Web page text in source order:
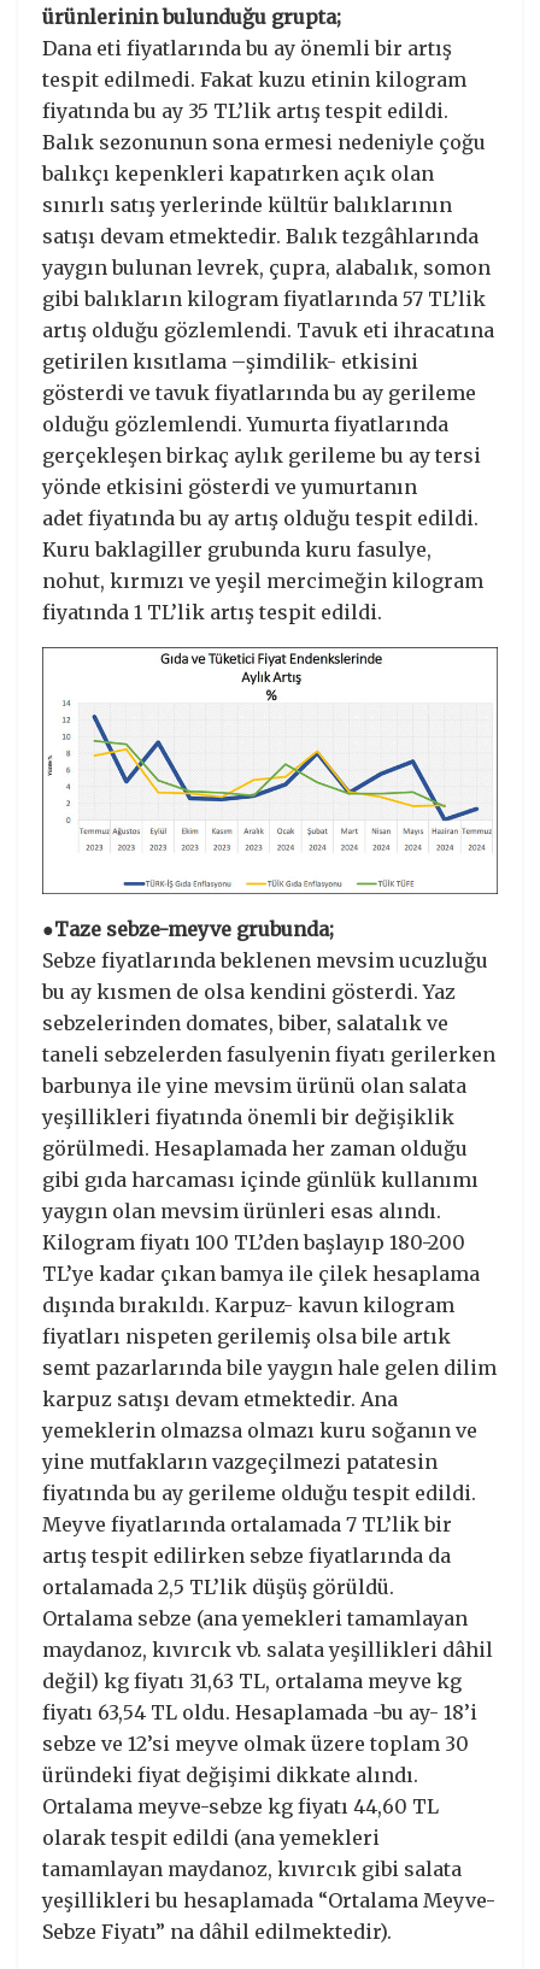
ürünlerinin bulunduğu grupta;
Dana eti fiyatlarında bu ay önemli bir artış
tespit edilmedi. Fakat kuzu etinin kilogram
fiyatında bu ay 35 TL’lik artış tespit edildi.
Balık sezonunun sona ermesi nedeniyle çoğu
balıkçı kepenkleri kapatırken açık olan
sınırlı satış yerlerinde kültür balıklarının
satışı devam etmektedir. Balık tezgâhlarında
yaygın bulunan levrek, çupra, alabalık, somon
gibi balıkların kilogram fiyatlarında 57 TL’lik
artış olduğu gözlemlendi. Tavuk eti ihracatına
getirilen kısıtlama –şimdilik- etkisini
gösterdi ve tavuk fiyatlarında bu ay gerileme
olduğu gözlemlendi. Yumurta fiyatlarında
gerçekleşen birkaç aylık gerileme bu ay tersi
yönde etkisini gösterdi ve yumurtanın
adet fiyatında bu ay artış olduğu tespit edildi.
Kuru baklagiller grubunda kuru fasulye,
nohut, kırmızı ve yeşil mercimeğin kilogram
fiyatında 1 TL’lik artış tespit edildi.
●Taze sebze-meyve grubunda;
Sebze fiyatlarında beklenen mevsim ucuzluğu
bu ay kısmen de olsa kendini gösterdi. Yaz
sebzelerinden domates, biber, salatalık ve
taneli sebzelerden fasulyenin fiyatı gerilerken
barbunya ile yine mevsim ürünü olan salata
yeşillikleri fiyatında önemli bir değişiklik
görülmedi. Hesaplamada her zaman olduğu
gibi gıda harcaması içinde günlük kullanımı
yaygın olan mevsim ürünleri esas alındı.
Kilogram fiyatı 100 TL’den başlayıp 180-200
TL’ye kadar çıkan bamya ile çilek hesaplama
dışında bırakıldı. Karpuz- kavun kilogram
fiyatları nispeten gerilemiş olsa bile artık
semt pazarlarında bile yaygın hale gelen dilim
karpuz satışı devam etmektedir. Ana
yemeklerin olmazsa olmazı kuru soğanın ve
yine mutfakların vazgeçilmezi patatesin
fiyatında bu ay gerileme olduğu tespit edildi.
Meyve fiyatlarında ortalamada 7 TL’lik bir
artış tespit edilirken sebze fiyatlarında da
ortalamada 2,5 TL’lik düşüş görüldü.
Ortalama sebze (ana yemekleri tamamlayan
maydanoz, kıvırcık vb. salata yeşillikleri dâhil
değil) kg fiyatı 31,63 TL, ortalama meyve kg
fiyatı 63,54 TL oldu. Hesaplamada -bu ay- 18’i
sebze ve 12’si meyve olmak üzere toplam 30
üründeki fiyat değişimi dikkate alındı.
Ortalama meyve-sebze kg fiyatı 44,60 TL
olarak tespit edildi (ana yemekleri
tamamlayan maydanoz, kıvırcık gibi salata
yeşillikleri bu hesaplamada “Ortalama Meyve-
Sebze Fiyatı” na dâhil edilmektedir).